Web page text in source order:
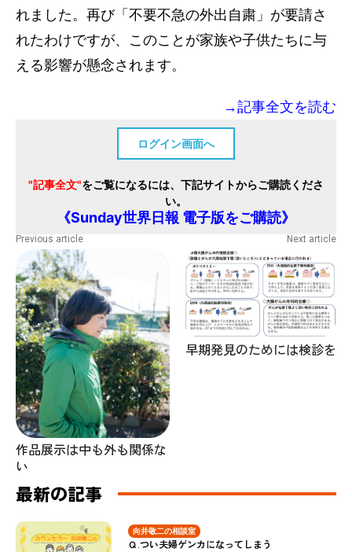
れました。再び「不要不急の外出自粛」が要請さ
れたわけですが、このことが家族や子供たちに与
える影響が懸念されます。
→記事全文を読む
ログイン画面へ
"記事全文"をご覧になるには、下記サイトからご購読くださ
い。
《Sunday世界日報 電子版をご購読》
Previous article
作品展示は中も外も関係な
い
Next article
早期発見のためには検診を
最新の記事
向井敬二の相談室
Ｑ.つい夫婦ゲンカになってしまう